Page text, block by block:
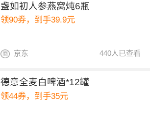
盏如初人参燕窝炖6瓶
领90券，到手39.9元
440人已查看
京东
德意全麦白啤酒*12罐
领44券，到手35元